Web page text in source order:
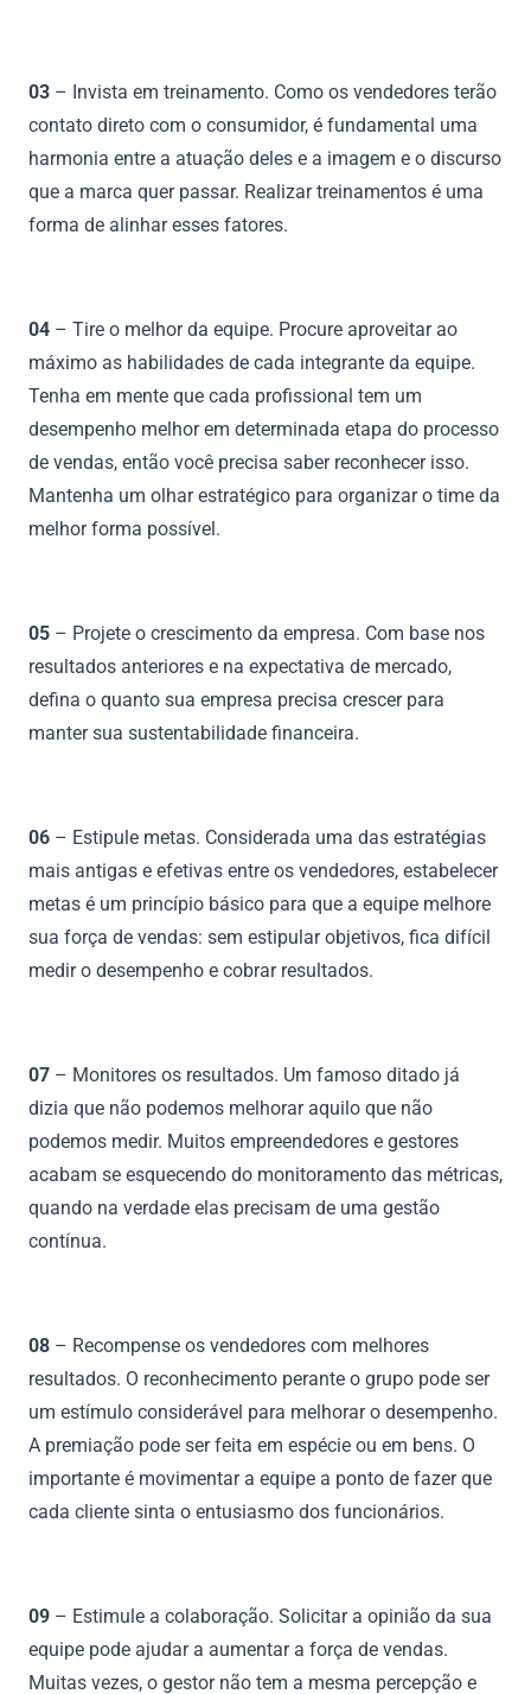
03 – Invista em treinamento. Como os vendedores terão
contato direto com o consumidor, é fundamental uma
harmonia entre a atuação deles e a imagem e o discurso
que a marca quer passar. Realizar treinamentos é uma
forma de alinhar esses fatores.
04 – Tire o melhor da equipe. Procure aproveitar ao
máximo as habilidades de cada integrante da equipe.
Tenha em mente que cada profissional tem um
desempenho melhor em determinada etapa do processo
de vendas, então você precisa saber reconhecer isso.
Mantenha um olhar estratégico para organizar o time da
melhor forma possível.
05 – Projete o crescimento da empresa. Com base nos
resultados anteriores e na expectativa de mercado,
defina o quanto sua empresa precisa crescer para
manter sua sustentabilidade financeira.
06 – Estipule metas. Considerada uma das estratégias
mais antigas e efetivas entre os vendedores, estabelecer
metas é um princípio básico para que a equipe melhore
sua força de vendas: sem estipular objetivos, fica difícil
medir o desempenho e cobrar resultados.
07 – Monitores os resultados. Um famoso ditado já
dizia que não podemos melhorar aquilo que não
podemos medir. Muitos empreendedores e gestores
acabam se esquecendo do monitoramento das métricas,
quando na verdade elas precisam de uma gestão
contínua.
08 – Recompense os vendedores com melhores
resultados. O reconhecimento perante o grupo pode ser
um estímulo considerável para melhorar o desempenho.
A premiação pode ser feita em espécie ou em bens. O
importante é movimentar a equipe a ponto de fazer que
cada cliente sinta o entusiasmo dos funcionários.
09 – Estimule a colaboração. Solicitar a opinião da sua
equipe pode ajudar a aumentar a força de vendas.
Muitas vezes, o gestor não tem a mesma percepção e